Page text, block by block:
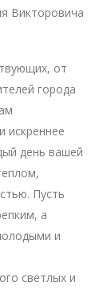
Викторовича
от
города
искреннее
день вашей
Пусть
а
и
светлых и